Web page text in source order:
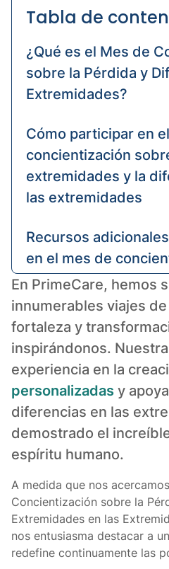
En PrimeCare, hemos
innumerables viajes
fortaleza y
inspirándonos.
experiencia en la
personalizadas y
diferencias en las
demostrado el
espíritu humano.
A medida que nos
Concientización sobre la
Extremidades en las
nos entusiasma destacar a
redefine continuamente las
Tabla de
¿Qué es el Mes de
sobre la Pérdida y
Extremidades?
Cómo participar en
concientización
extremidades y la
las extremidades
Recursos
en el mes de
la pérdida y la
extremidades
Pautas de
para implementar
PrimeCare se
potenciar las